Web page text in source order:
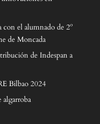
con el alumnado de 2º
de Moncada
de Indespan a
Bilbao 2024
algarroba